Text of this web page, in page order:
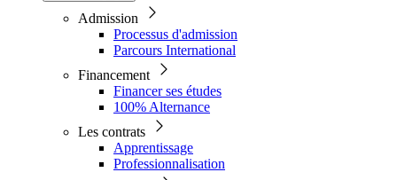
Admission
Processus d'admission
Parcours International
Financement
Financer ses études
100% Alternance
Les contrats
Apprentissage
Professionnalisation